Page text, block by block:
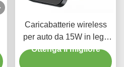
Caricabatterie wireless
per auto da 15W in lega
di alluminio, supporto
Ottenga il migliore